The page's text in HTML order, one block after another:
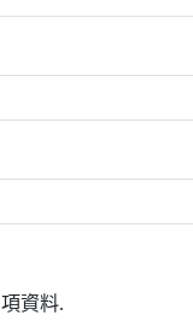
項資料.